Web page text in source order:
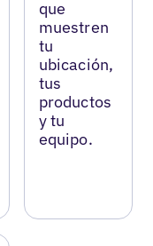
que
muestren
tu
ubicación,
tus
productos
y tu
equipo.